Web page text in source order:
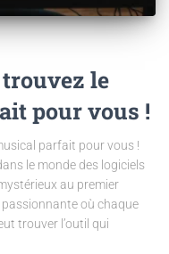
trouvez le
pour vous !
parfait pour vous !
le monde des logiciels
au premier
passionnante où chaque
trouver l’outil qui